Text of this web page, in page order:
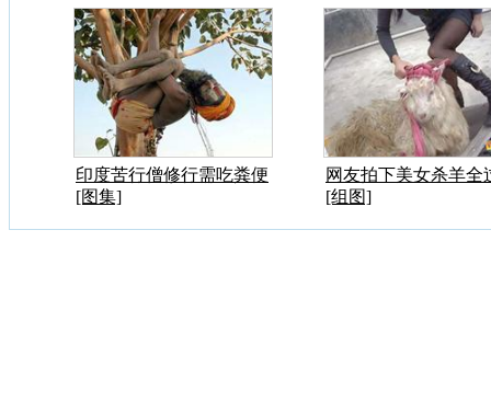
印度苦行僧修行需吃粪便
[图集]
网友拍下美女杀羊全
[组图]